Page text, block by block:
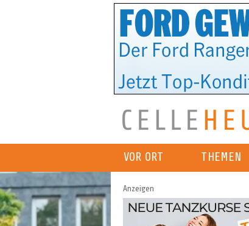
VOR ORT THEMEN
Anzeigen